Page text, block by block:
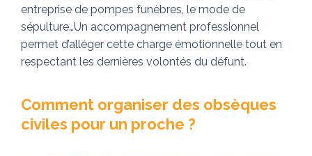
entreprise de pompes funèbres, le mode de
sépulture…Un accompagnement professionnel
permet d’alléger cette charge émotionnelle tout en
respectant les dernières volontés du défunt.
Comment organiser des obsèques
civiles pour un proche ?